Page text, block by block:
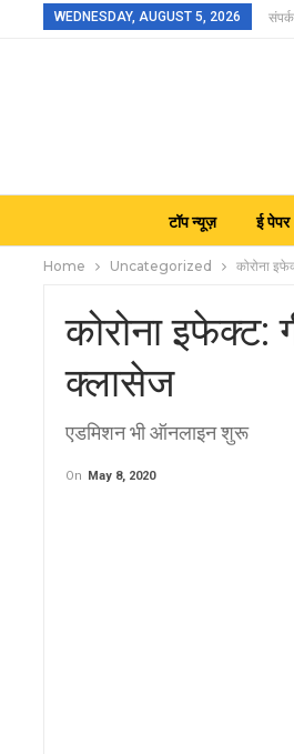
WEDNESDAY, AUGUST 5, 2026
टॉप न्यूज़ ई पेपर
Home Uncategorized कोरोना
कोरोना
क्लासेज
एडमिशन भी ऑनलाइन शुरू
On May 8, 2020